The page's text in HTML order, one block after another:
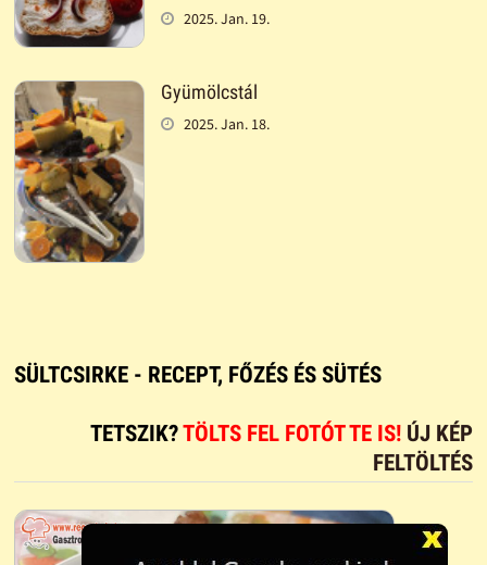
2025. Jan. 19.
Gyümölcstál
2025. Jan. 18.
SÜLTCSIRKE - RECEPT, FŐZÉS ÉS SÜTÉS
TETSZIK?TÖLTS FEL FOTÓT TE IS! ÚJ KÉP
FELTÖLTÉS